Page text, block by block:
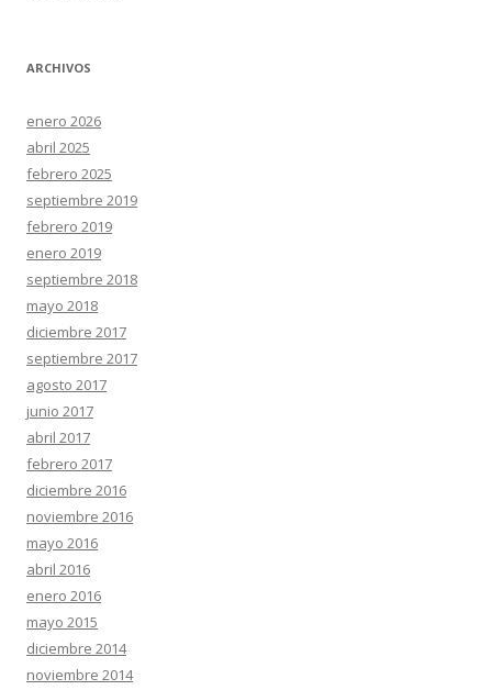
ARCHIVOS
enero 2026
abril 2025
febrero 2025
septiembre 2019
febrero 2019
enero 2019
septiembre 2018
mayo 2018
diciembre 2017
septiembre 2017
agosto 2017
junio 2017
abril 2017
febrero 2017
diciembre 2016
noviembre 2016
mayo 2016
abril 2016
enero 2016
mayo 2015
diciembre 2014
noviembre 2014